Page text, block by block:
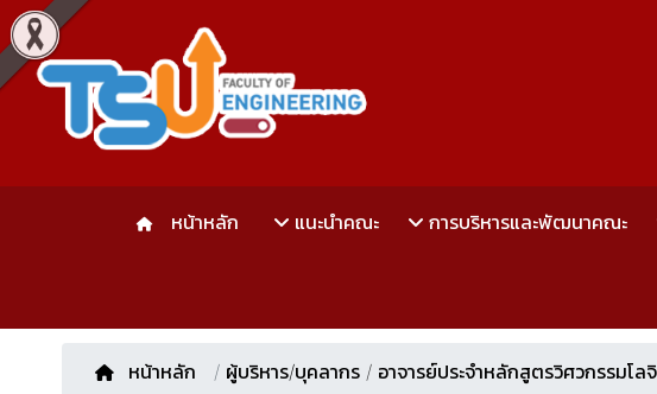
หน้าหลัก แนะนำคณะ การบริหารและพัฒนาคณะ
หน้าหลัก / ผู้บริหาร/บุคลากร / อาจารย์ประจำหลักสูตรวิศวกรรมโล